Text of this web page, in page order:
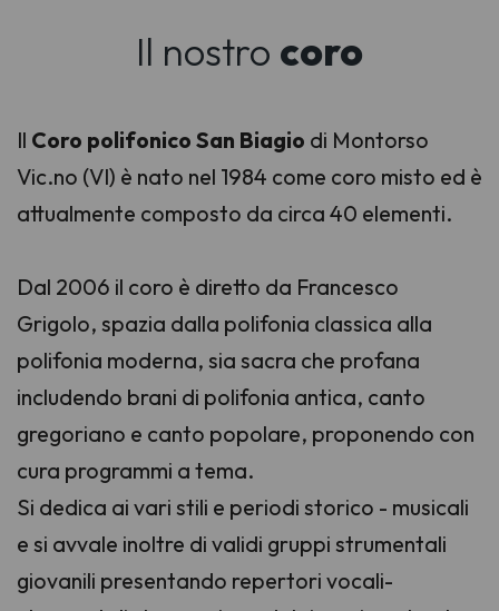
Il nostro coro
Il Coro polifonico San Biagio di Montorso
Vic.no (VI) è nato nel 1984 come coro misto ed è
attualmente composto da circa 40 elementi.
Dal 2006 il coro è diretto da Francesco
Grigolo, spazia dalla polifonia classica alla
polifonia moderna, sia sacra che profana
includendo brani di polifonia antica, canto
gregoriano e canto popolare, proponendo con
cura programmi a tema.
Si dedica ai vari stili e periodi storico - musicali
e si avvale inoltre di validi gruppi strumentali
giovanili presentando repertori vocali-